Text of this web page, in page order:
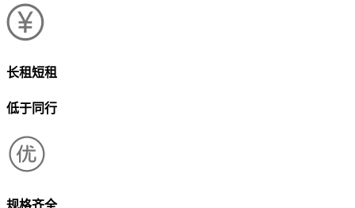
长租短租
低于同行